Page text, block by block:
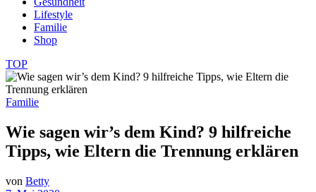
Lifestyle
Familie
Shop
TOP
Familie
Wie sagen wir’s dem Kind? 9 hilfreiche
Tipps, wie Eltern die Trennung erklären
von Betty